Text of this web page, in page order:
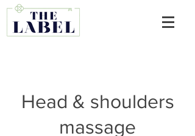
Head & shoulders
massage